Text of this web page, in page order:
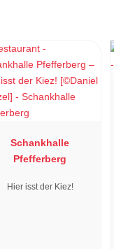
Schankhalle
Pfefferberg
Hier isst der Kiez!